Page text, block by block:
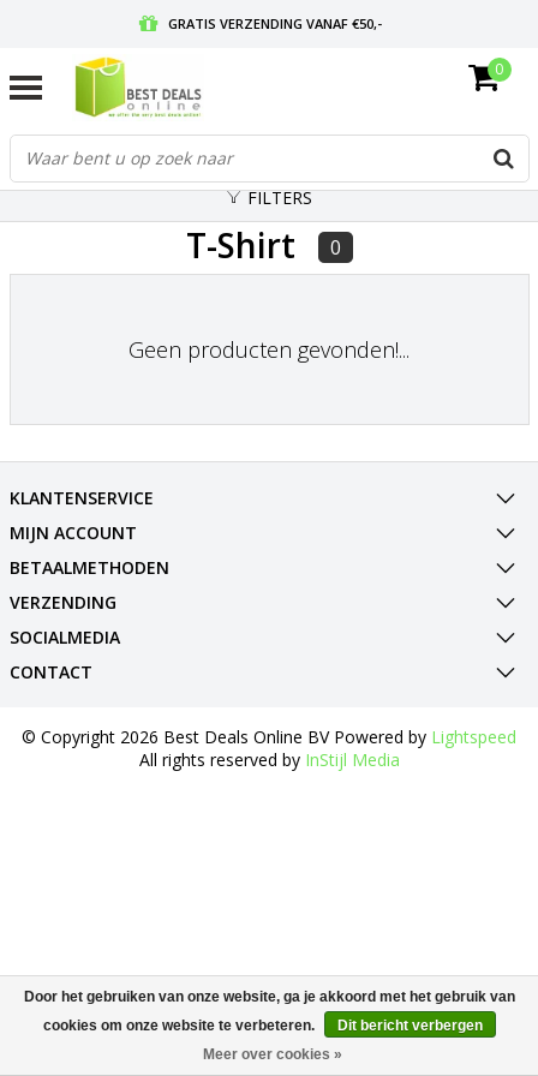
GRATIS VERZENDING VANAF €50,-
GRATIS RETOURNEREN EN 30 DAGEN BEDENKTIJD
0
FILTERS
T-Shirt 0
Geen producten gevonden!...
KLANTENSERVICE
MIJN ACCOUNT
BETAALMETHODEN
VERZENDING
SOCIALMEDIA
CONTACT
© Copyright 2026 Best Deals Online BV Powered by Lightspeed
All rights reserved by InStijl Media
Door het gebruiken van onze website, ga je akkoord met het gebruik van
cookies om onze website te verbeteren.
Dit bericht verbergen
Meer over cookies »